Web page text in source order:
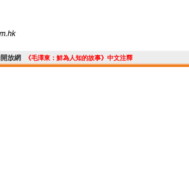
放網 《毛澤東：鮮為人知的故事》中文注釋